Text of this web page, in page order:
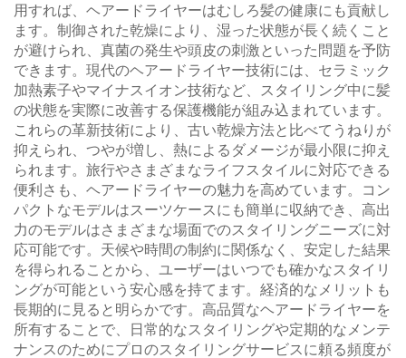
用すれば、ヘアードライヤーはむしろ髪の健康にも貢献し
ます。制御された乾燥により、湿った状態が長く続くこと
が避けられ、真菌の発生や頭皮の刺激といった問題を予防
できます。現代のヘアードライヤー技術には、セラミック
加熱素子やマイナスイオン技術など、スタイリング中に髪
の状態を実際に改善する保護機能が組み込まれています。
これらの革新技術により、古い乾燥方法と比べてうねりが
抑えられ、つやが増し、熱によるダメージが最小限に抑え
られます。旅行やさまざまなライフスタイルに対応できる
便利さも、ヘアードライヤーの魅力を高めています。コン
パクトなモデルはスーツケースにも簡単に収納でき、高出
力のモデルはさまざまな場面でのスタイリングニーズに対
応可能です。天候や時間の制約に関係なく、安定した結果
を得られることから、ユーザーはいつでも確かなスタイリ
ングが可能という安心感を持てます。経済的なメリットも
長期的に見ると明らかです。高品質なヘアードライヤーを
所有することで、日常的なスタイリングや定期的なメンテ
ナンスのためにプロのスタイリングサービスに頼る頻度が